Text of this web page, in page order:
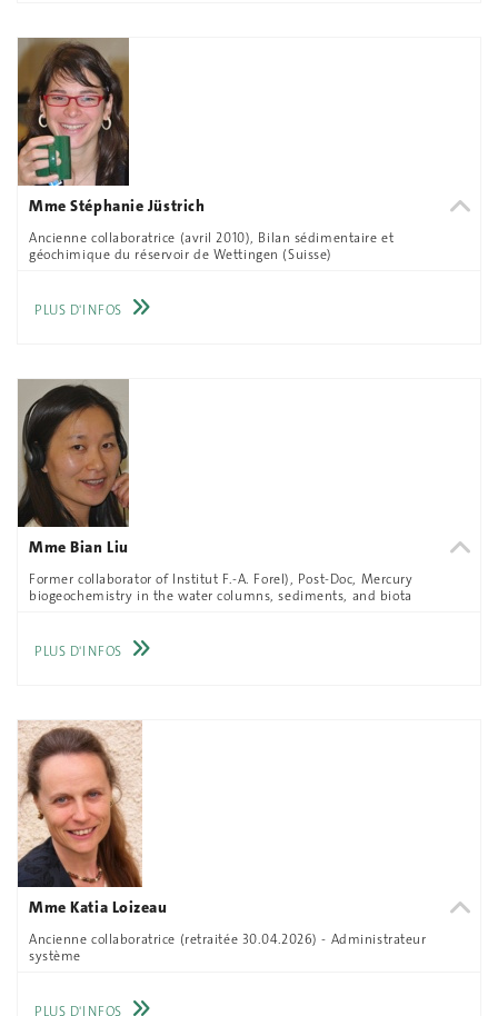
Mme Stéphanie Jüstrich
Ancienne collaboratrice (avril 2010), Bilan sédimentaire et
géochimique du réservoir de Wettingen (Suisse)
PLUS D'INFOS
Mme Bian Liu
Former collaborator of Institut F.-A. Forel), Post-Doc, Mercury
biogeochemistry in the water columns, sediments, and biota
PLUS D'INFOS
Mme Katia Loizeau
Ancienne collaboratrice (retraitée 30.04.2026) - Administrateur
système
PLUS D'INFOS